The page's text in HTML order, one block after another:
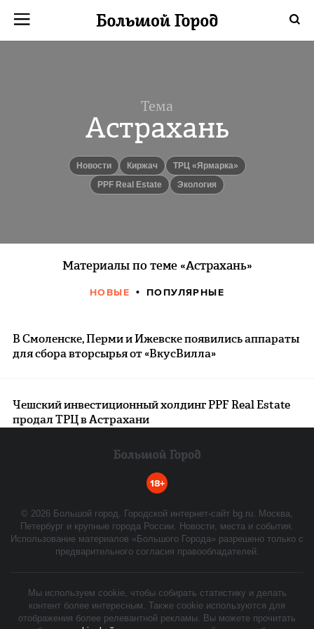
Тема
Астрахань
новости Киржач
ТРЦ «Ярмарка»
PPF Real Estate
Экология
Материалы по теме «Астрахань»
НОВЫЕ ПОПУЛЯРНЫЕ
В Смоленске, Перми и Ижевске появились аппараты
для сбора вторсырья от «ВкусВилла»
Чешский инвестиционный холдинг PPF Real Estate
продал ТРЦ в Астрахани
18+
© 2026 Большой город. Городской интернет-сайт bg.ru. Москва,
Петербург и крупные города России. Новости, места и события.
Использование материалов «Большого Города» разрешено только с
предварительного согласия правообладателей.
Мы используем cookie, чтобы собирать статистику и делать
контент более интересным. Также cookie используются для
отображения более релевантной рекламы. Вы можете прочитать